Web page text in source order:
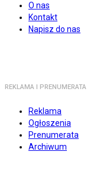
O nas
Kontakt
Napisz do nas
REKLAMA I PRENUMERATA
Reklama
Ogłoszenia
Prenumerata
Archiwum